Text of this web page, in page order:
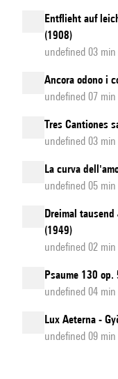
Entflieht auf
(1908)
undefined 03 min
Ancora odono i
undefined 07 min
Tres Cantiones
undefined 03 min
La curva
undefined 05 min
Dreimal
(1949)
undefined 02 min
Psaume 130
undefined 04 min
Lux Aeterna -
undefined 09 min